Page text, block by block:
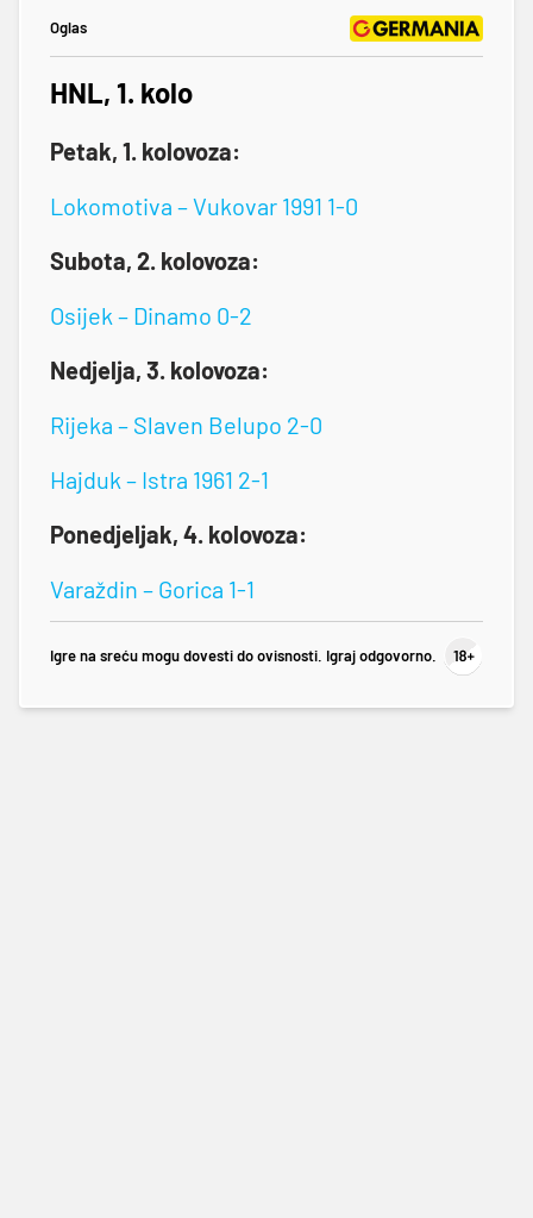
Oglas
HNL, 1. kolo
Petak, 1. kolovoza:
Lokomotiva – Vukovar 1991 1-0
Subota, 2. kolovoza:
Osijek – Dinamo 0-2
Nedjelja, 3. kolovoza:
Rijeka – Slaven Belupo 2-0
Hajduk – Istra 1961 2-1
Ponedjeljak, 4. kolovoza:
Varaždin – Gorica 1-1
Igre na sreću mogu dovesti do ovisnosti. Igraj odgovorno.